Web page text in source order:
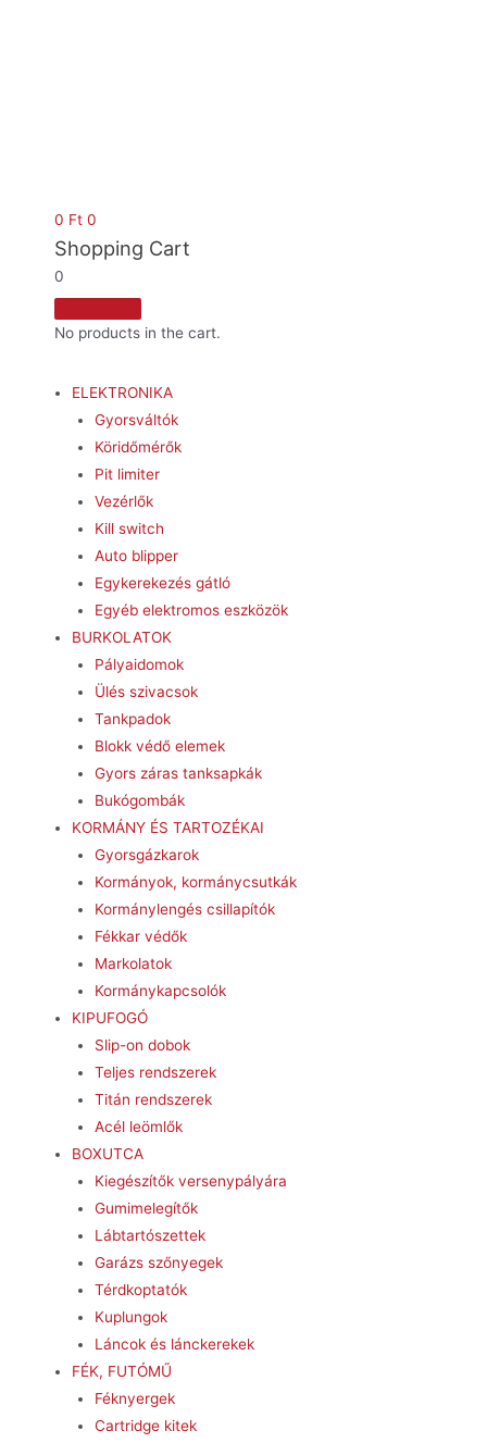
0 Ft 0
Shopping Cart
0
No products in the cart.
ELEKTRONIKA
Gyorsváltók
Köridőmérők
Pit limiter
Vezérlők
Kill switch
Auto blipper
Egykerekezés gátló
Egyéb elektromos eszközök
BURKOLATOK
Pályaidomok
Ülés szivacsok
Tankpadok
Blokk védő elemek
Gyors záras tanksapkák
Bukógombák
KORMÁNY ÉS TARTOZÉKAI
Gyorsgázkarok
Kormányok, kormánycsutkák
Kormánylengés csillapítók
Fékkar védők
Markolatok
Kormánykapcsolók
KIPUFOGÓ
Slip-on dobok
Teljes rendszerek
Titán rendszerek
Acél leömlők
BOXUTCA
Kiegészítők versenypályára
Gumimelegítők
Lábtartószettek
Garázs szőnyegek
Térdkoptatók
Kuplungok
Láncok és lánckerekek
FÉK, FUTÓMŰ
Féknyergek
Cartridge kitek